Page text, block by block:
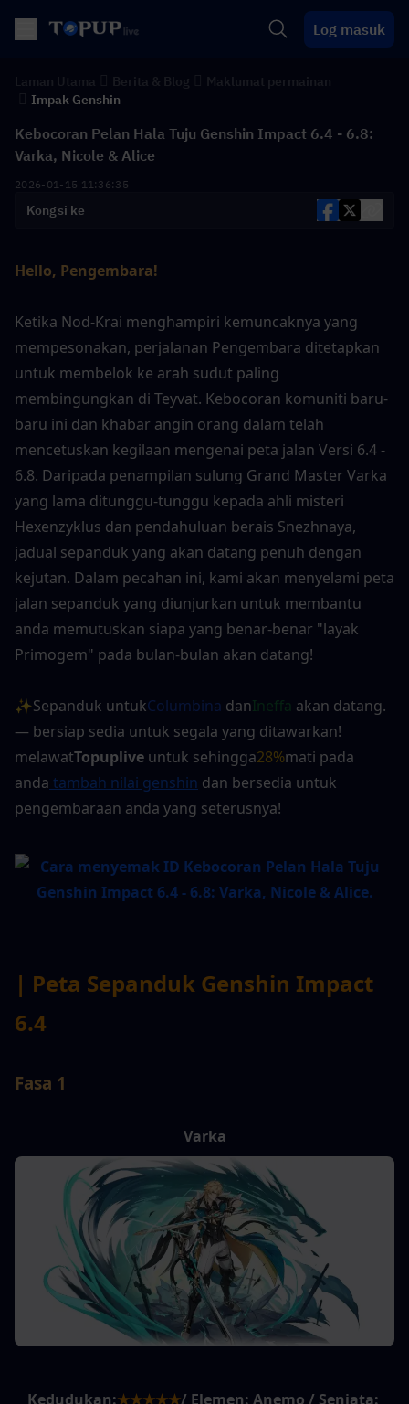
Log masuk
Impak Genshin
Kebocoran Pelan Hala Tuju Genshin Impact 6.4 - 6.8:
Varka, Nicole & Alice
2026-01-15 11:36:35
Kongsi ke
Hello, Pengembara!
Ketika Nod-Krai menghampiri kemuncaknya yang
mempesonakan, perjalanan Pengembara ditetapkan
untuk membelok ke arah sudut paling
membingungkan di Teyvat. Kebocoran komuniti baru-
baru ini dan khabar angin orang dalam telah
mencetuskan kegilaan mengenai peta jalan Versi 6.4 -
6.8. Daripada penampilan sulung Grand Master Varka
yang lama ditunggu-tunggu kepada ahli misteri
Hexenzyklus dan pendahuluan berais Snezhnaya,
jadual sepanduk yang akan datang penuh dengan
kejutan. Dalam pecahan ini, kami akan menyelami peta
jalan sepanduk yang diunjurkan untuk membantu
anda memutuskan siapa yang benar-benar "layak
Primogem" pada bulan-bulan akan datang!
✨Sepanduk untukColumbina danIneffa akan datang.
— bersiap sedia untuk segala yang ditawarkan!
melawatTopuplive untuk sehingga28%mati pada
anda tambah nilai genshin dan bersedia untuk
pengembaraan anda yang seterusnya!
| Peta Sepanduk Genshin Impact
6.4
Fasa 1
Varka
Kedudukan:★★★★★/ Elemen: Anemo / Senjata: